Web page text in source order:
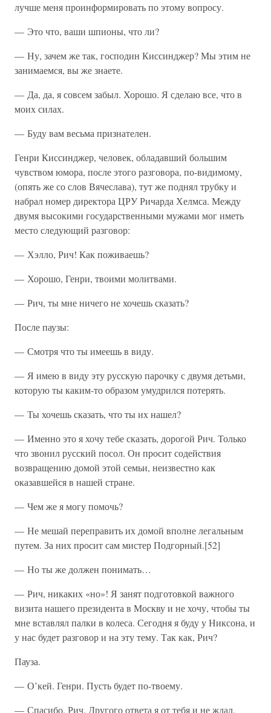
лучше меня проинформировать по этому вопросу.
— Это что, ваши шпионы, что ли?
— Ну, зачем же так, господин Киссинджер? Мы этим не
занимаемся, вы же знаете.
— Да, да, я совсем забыл. Хорошо. Я сделаю все, что в
моих силах.
— Буду вам весьма признателен.
Генри Киссинджер, человек, обладавший большим
чувством юмора, после этого разговора, по-видимому,
(опять же со слов Вячеслава), тут же поднял трубку и
набрал номер директора ЦРУ Ричарда Хелмса. Между
двумя высокими государственными мужами мог иметь
место следующий разговор:
— Хэлло, Рич! Как поживаешь?
— Хорошо, Генри, твоими молитвами.
— Рич, ты мне ничего не хочешь сказать?
После паузы:
— Смотря что ты имеешь в виду.
— Я имею в виду эту русскую парочку с двумя детьми,
которую ты каким-то образом умудрился потерять.
— Ты хочешь сказать, что ты их нашел?
— Именно это я хочу тебе сказать, дорогой Рич. Только
что звонил русский посол. Он просит содействия
возвращению домой этой семьи, неизвестно как
оказавшейся в нашей стране.
— Чем же я могу помочь?
— Не мешай переправить их домой вполне легальным
путем. За них просит сам мистер Подгорный.[52]
— Но ты же должен понимать…
— Рич, никаких «но»! Я занят подготовкой важного
визита нашего президента в Москву и не хочу, чтобы ты
мне вставлял палки в колеса. Сегодня я буду у Никсона, и
у нас будет разговор и на эту тему. Так как, Рич?
Пауза.
— О’кей. Генри. Пусть будет по-твоему.
— Спасибо, Рич. Другого ответа я от тебя и не ждал.